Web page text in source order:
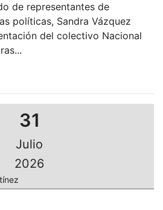
de representantes de
políticas, Sandra Vázquez
del colectivo Nacional
31
Julio
2026